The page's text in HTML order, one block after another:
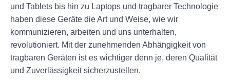
und Tablets bis hin zu Laptops und tragbarer Technologie
haben diese Geräte die Art und Weise, wie wir
kommunizieren, arbeiten und uns unterhalten,
revolutioniert. Mit der zunehmenden Abhängigkeit von
tragbaren Geräten ist es wichtiger denn je, deren Qualität
und Zuverlässigkeit sicherzustellen.